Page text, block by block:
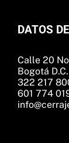
DATOS
Calle 20
Bogotá
322 217
601 774